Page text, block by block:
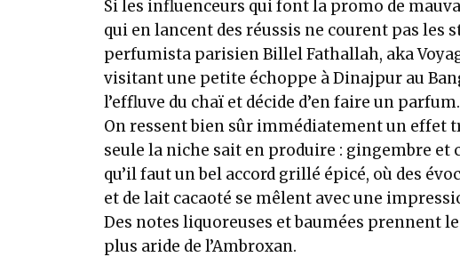
Si les influenceurs qui font la promo de
qui en lancent des réussis ne courent pas les
perfumista parisien Billel Fathallah, aka
visitant une petite échoppe à Dinajpur au
l’effluve du chaï et décide d’en faire un parfum.
On ressent bien sûr immédiatement un effet
seule la niche sait en produire : gingembre
qu’il faut un bel accord grillé épicé, où des
et de lait cacaoté se mêlent avec une
Des notes liquoreuses et baumées prennent
plus aride de l’Ambroxan.